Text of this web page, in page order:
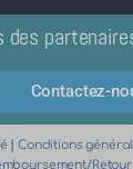
des
Contactez-
|Conditions
Retour